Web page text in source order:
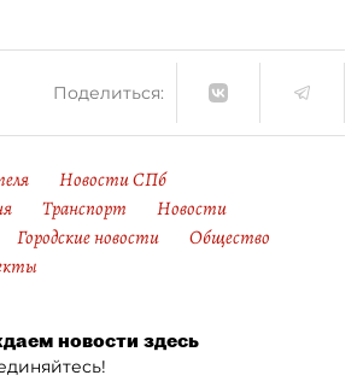
Поделиться:
Новости СПб
Транспорт
Новости
Городские новости
Общество
новости здесь